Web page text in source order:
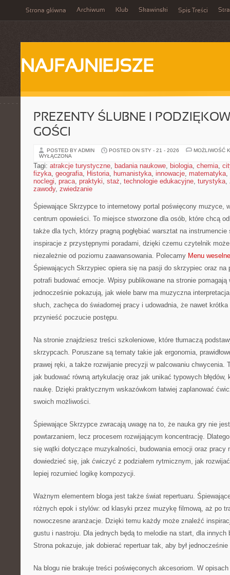
Strona główna Archiwum Klub Skawinski Spis Treści
NAJFAJNIEJSZE
PREZENTY ŚLUBNE I
GOŚCI
POSTED BY ADMIN POSTED ON STY - 21 - 2026
MOŻLIWOŚĆ
WYŁĄCZONA
Tagi: atrakcje turystyczne, badania naukowe, biologia, chemia,
fizyka, geografia, Historia, humanistyka, innowacje, matematyka,
noclegi, praca, praktyki, staż, technologie edukacyjne, turystyka,
zawody, zwiedzanie
Śpiewające Skrzypce to internetowy portal poświęcony muzyce,
centrum opowieści. To miejsce stworzone dla osób, które chcą
także dla tych, którzy pragną pogłębiać warsztat na
inspiracje z przystępnymi poradami, dzięki czemu czytelnik
niezależnie od poziomu zaawansowania. Polecamy Menu
Śpiewających Skrzypiec opiera się na pasji do skrzypiec oraz na
potrafi budować emocje. Wpisy publikowane na stronie pomagają
jednocześnie pokazują, jak wiele barw ma muzyczna
słuch, zachęca do świadomej pracy i udowadnia, że nawet
przynieść poczucie postępu.
Na stronie znajdziesz treści szkoleniowe, które tłumaczą
skrzypcach. Poruszane są tematy takie jak ergonomia,
prawej ręki, a także rozwijanie precyzji w palcowaniu chwycenia.
jak budować równą artykulację oraz jak unikać typowych błędów,
naukę. Dzięki praktycznym wskazówkom łatwiej zaplanować
swoich możliwości.
Śpiewające Skrzypce zwracają uwagę na to, że nauka gry nie
powtarzaniem, lecz procesem rozwijającym koncentrację.
się wątki dotyczące muzykalności, budowania emocji oraz pracy
dowiedzieć się, jak ćwiczyć z podziałem rytmicznym, jak
lepiej rozumieć logikę kompozycji.
Ważnym elementem bloga jest także świat repertuaru.
różnych epok i stylów: od klasyki przez muzykę filmową, aż po
nowoczesne aranżacje. Dzięki temu każdy może znaleźć
gustu i nastroju. Dla jednych będą to melodie na start, dla innych
Strona pokazuje, jak dobierać repertuar tak, aby był
Na blogu nie brakuje treści poświęconych akcesoriom. W